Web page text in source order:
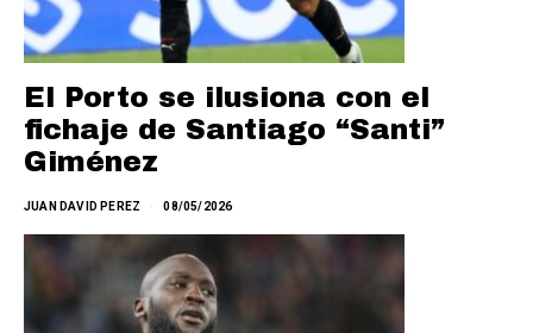
El Porto se ilusiona con el
fichaje de Santiago “Santi”
Giménez
JUAN DAVID PEREZ 08/05/2026